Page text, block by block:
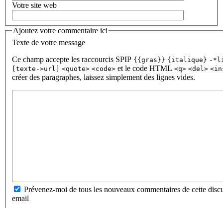
Votre site web
Ajoutez votre commentaire ici
Texte de votre message
Ce champ accepte les raccourcis SPIP {{gras}} {italique} -
[texte->url] <quote> <code> et le code HTML <q> <del>
créer des paragraphes, laissez simplement des lignes vides.
Prévenez-moi de tous les nouveaux commentaires de cette
email